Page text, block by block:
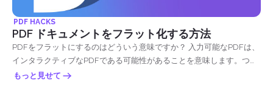
PDF HACKS
PDF ドキュメントをフラット化する方法
PDFをフラットにするのはどういう意味ですか？ 入力可能なPDFは、
インタラクティブなPDFである可能性があることを意味します。つま
り、回答を入力してファイルに送り返す方法でフォーマットされてい
もっと見せて